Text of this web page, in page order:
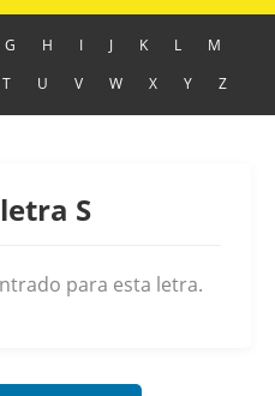
G H I J K L
M
T U V W X Y Z
S
para esta letra.